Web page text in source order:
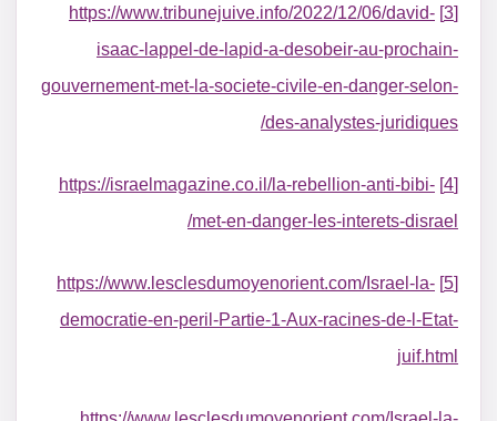
[3]
https://www.tribunejuive.info/2022/12/06/david-
isaac-lappel-de-lapid-a-desobeir-au-prochain-
gouvernement-met-la-societe-civile-en-danger-selon-
des-analystes-juridiques/
[4]
https://israelmagazine.co.il/la-rebellion-anti-bibi-
met-en-danger-les-interets-disrael/
[5]
https://www.lesclesdumoyenorient.com/Israel-la-
democratie-en-peril-Partie-1-Aux-racines-de-l-Etat-
juif.html